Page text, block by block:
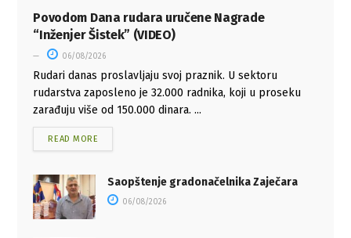
Povodom Dana rudara uručene Nagrade
“Inženjer Šistek” (VIDEO)
06/08/2026
Rudari danas proslavljaju svoj praznik. U sektoru
rudarstva zaposleno je 32.000 radnika, koji u proseku
zarađuju više od 150.000 dinara. ...
READ MORE
Saopštenje gradonačelnika Zaječara
06/08/2026